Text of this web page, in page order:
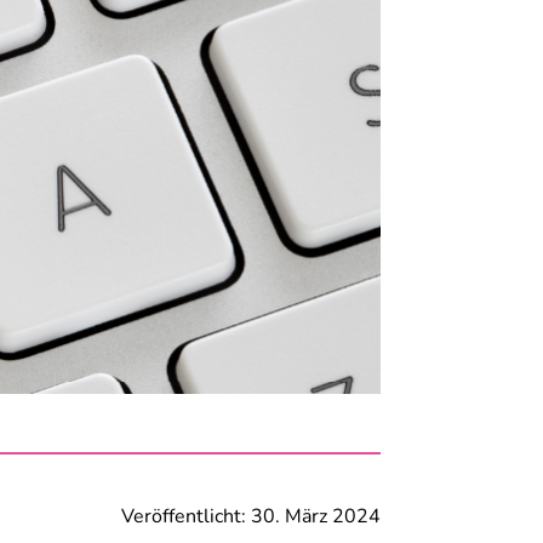
Veröffentlicht: 30. März 2024